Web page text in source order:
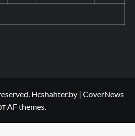
Hcshahter.by | CoverNews
AF themes.